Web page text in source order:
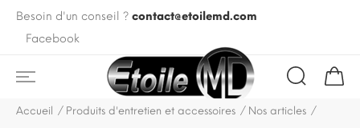
Besoin d'un conseil ? contact@etoilemd.com
Facebook
Accueil Produits d'entretien et accessoires
Nos articles